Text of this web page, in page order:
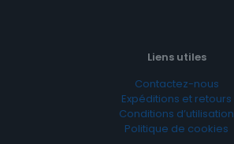
Liens utiles
Contactez-nous
Expéditions et retours
Conditions d’utilisation
Politique de cookies